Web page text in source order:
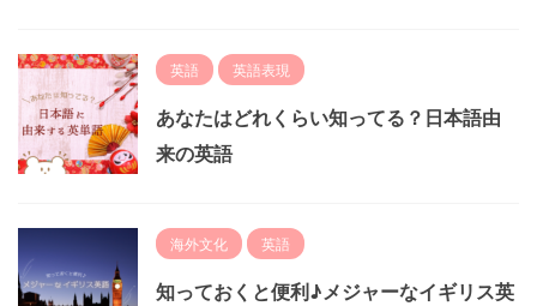
英語 英語表現
あなたはどれくらい知ってる？日本語由
来の英語
海外文化 英語
知っておくと便利♪メジャーなイギリス英